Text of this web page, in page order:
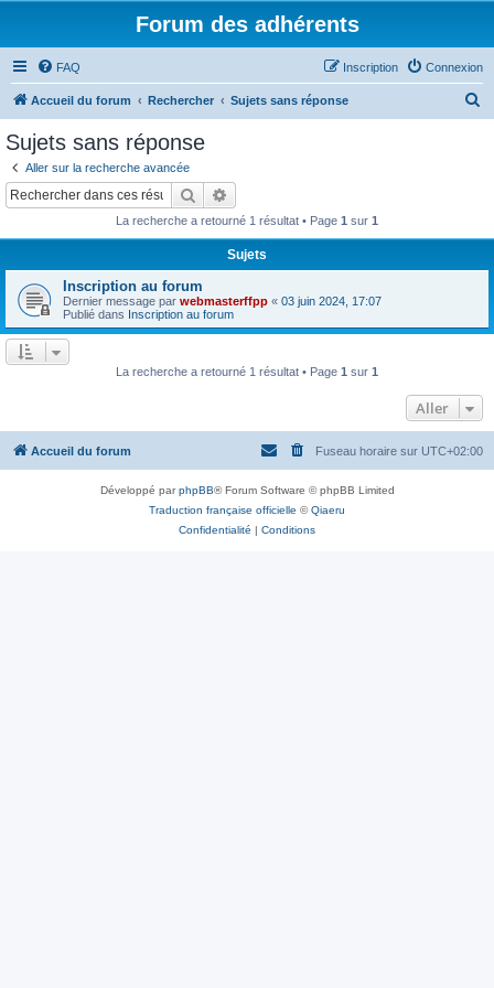
Forum des adhérents
FAQ Connexion
Inscription
Accueil du forum Rechercher Sujets sans réponse
r
Sujets sans réponse
Aller sur la recherche avancée
Rechercher
La recherche a retourné 1 résultat • Page 1 sur 1
Sujets
Inscription au forum
Dernier message par webmasterffpp « 03 juin 2024, 17:07
Publié dans Inscription au forum
La recherche a retourné 1 résultat • Page 1 sur 1
Aller
Accueil du forum Fuseau horaire sur UTC+02:00
Développé parphpBB® Forum Software © phpBB Limited
Traduction française officielle ©Qiaeru
Confidentialité | Conditions